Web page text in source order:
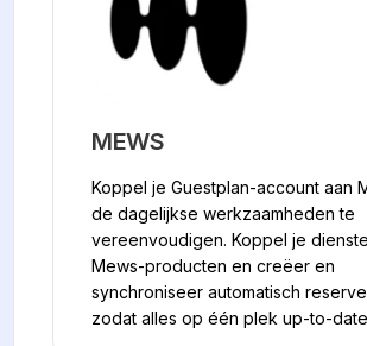
MEWS
Koppel je Guestplan-account aan
de dagelijkse werkzaamheden te
vereenvoudigen. Koppel je
Mews-producten en creëer en
synchroniseer automatisch
zodat alles op één plek up-to-